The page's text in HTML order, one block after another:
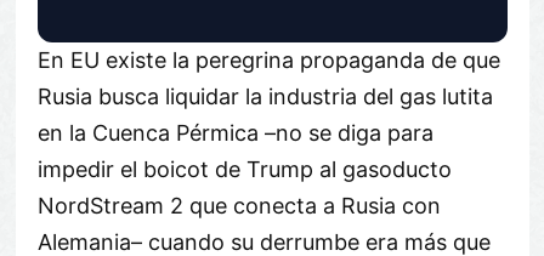
En EU existe la peregrina propaganda de que
Rusia busca liquidar la industria del gas lutita
en la Cuenca Pérmica –no se diga para
impedir el boicot de Trump al gasoducto
NordStream 2 que conecta a Rusia con
Alemania– cuando su derrumbe era más que